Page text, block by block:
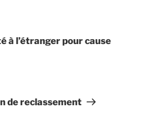
à l’étranger pour cause
de reclassement